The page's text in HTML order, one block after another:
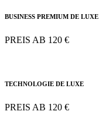
BUSINESS PREMIUM DE LUXE
PREIS AB 120 €
TECHNOLOGIE DE LUXE
PREIS AB 120 €